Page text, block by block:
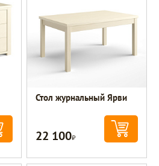
Стол журнальный Ярви
22 100Р